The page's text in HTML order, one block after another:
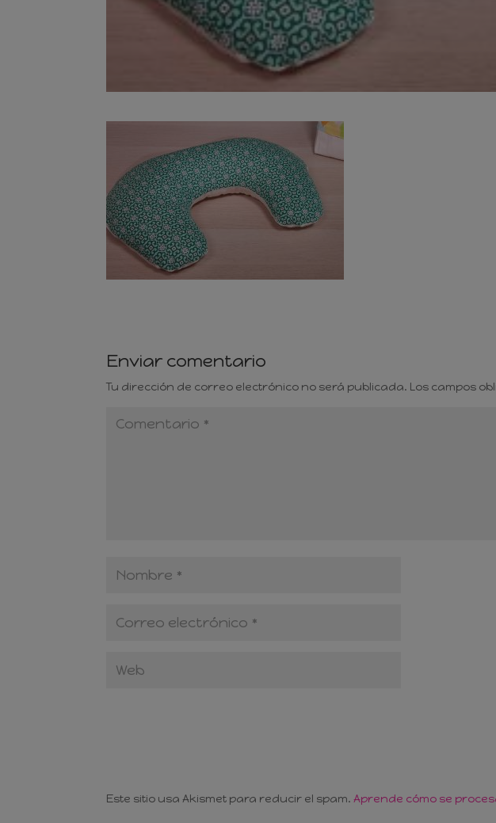
Enviar comentario
Tu dirección de correo electrónico no será publicada. Los campos
Este sitio usa Akismet para reducir el spam.Aprende cómo se